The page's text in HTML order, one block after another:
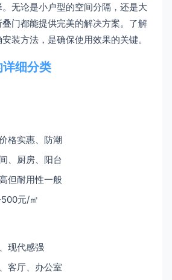
无论是小户型的空间分隔，还是大
门都能提供完美的解决方案。了解
装方法，是确保使用效果的关键。
细分类
格实惠、防潮
、厨房、阳台
但耐用性一般
元/㎡
现代感强
客厅、办公室